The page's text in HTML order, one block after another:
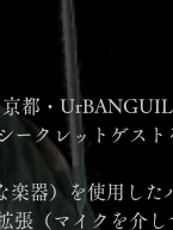
都・
クレットゲス
器）を使用した
（マイクを介し